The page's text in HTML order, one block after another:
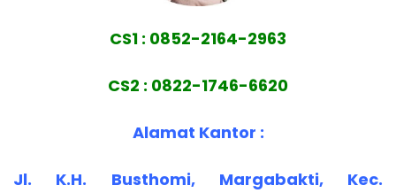
CS1 : 0852-2164-2963
CS2 : 0822-1746-6620
Alamat Kantor :
Jl. K.H. Busthomi, Margabakti, Kec.